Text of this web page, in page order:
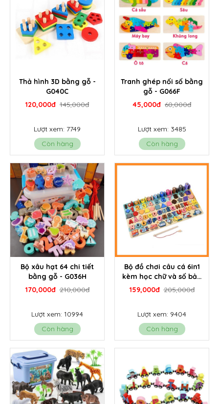
Thả hình 3D bằng gỗ -
G040C
120,000đ 145,000đ
Lượt xem: 7749
Còn hàng
Tranh ghép nối số bằng
gỗ - G066F
45,000đ 60,000đ
Lượt xem: 3485
Còn hàng
Bộ xâu hạt 64 chi tiết
bằng gỗ - G036H
170,000đ 210,000đ
Lượt xem: 10994
Còn hàng
Bộ đồ chơi câu cá 6in1
kèm học chữ và số bản
tiếng việt - G006C
159,000đ 205,000đ
Lượt xem: 9404
Còn hàng